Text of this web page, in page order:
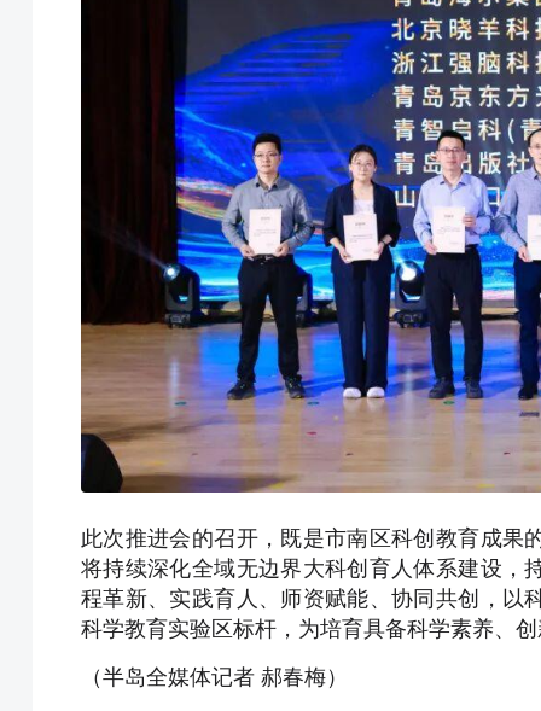
此次推进会的召开，既是市南区科创教育成果
将持续深化全域无边界大科创育人体系建设，
程革新、实践育人、师资赋能、协同共创，以
科学教育实验区标杆，为培育具备科学素养、
（半岛全媒体记者 郝春梅）